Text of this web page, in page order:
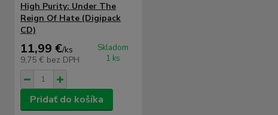
High Purity: Under The
Reign Of Hate (Digipack
CD)
11,99 €/ks
9,75 € bez DPH
Skladom
1 ks
Pridať do košíka